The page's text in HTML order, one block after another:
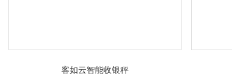
客如云智能收银秤